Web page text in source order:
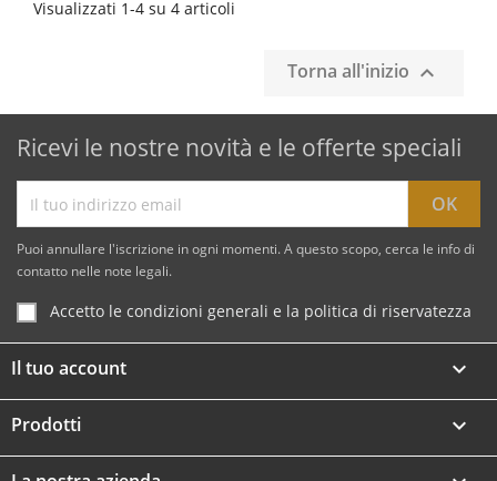
Visualizzati 1-4 su 4 articoli
Torna all'inizio 
Ricevi le nostre novità e le offerte speciali
Puoi annullare l'iscrizione in ogni momenti. A questo scopo, cerca le info di
contatto nelle note legali.
Accetto le condizioni generali e la politica di riservatezza
Il tuo account 
Prodotti 